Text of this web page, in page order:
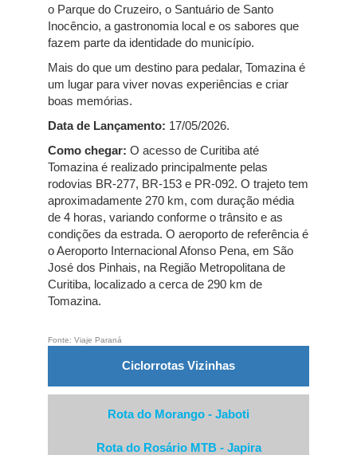
o Parque do Cruzeiro, o Santuário de Santo
Inocêncio, a gastronomia local e os sabores que
fazem parte da identidade do município.
Mais do que um destino para pedalar, Tomazina é
um lugar para viver novas experiências e criar
boas memórias.
Data de Lançamento: 17/05/2026.
Como chegar: O acesso de Curitiba até
Tomazina é realizado principalmente pelas
rodovias BR-277, BR-153 e PR-092. O trajeto tem
aproximadamente 270 km, com duração média
de 4 horas, variando conforme o trânsito e as
condições da estrada. O aeroporto de referência é
o Aeroporto Internacional Afonso Pena, em São
José dos Pinhais, na Região Metropolitana de
Curitiba, localizado a cerca de 290 km de
Tomazina.
Fonte: Viaje Paraná
Ciclorrotas Vizinhas
Rota do Morango - Jaboti
Rota do Rosário MTB - Japira